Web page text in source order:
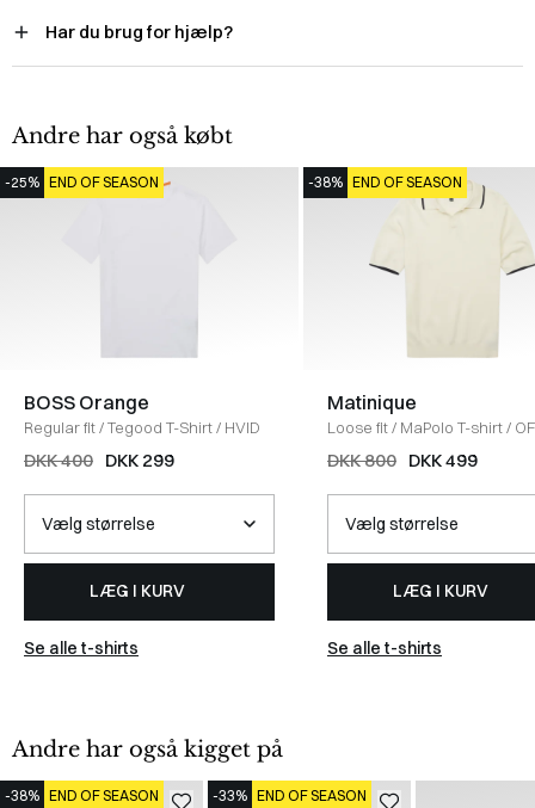
Har du brug for hjælp?
Andre har også købt
-25% END OF SEASON
BOSS Orange
Regular fit/Tegood T-Shirt/ HVID
DKK 400 DKK 299
LÆG I KURV
Se alle t-shirts
-38% END OF SEASON
Matinique
Loose fit/ MaPolo T-shirt/
WHITE
DKK 800 DKK 499
LÆG I KURV
Se alle t-shirts
Andre har også kigget på
-38% END OF SEASON -33% END OF SEASON